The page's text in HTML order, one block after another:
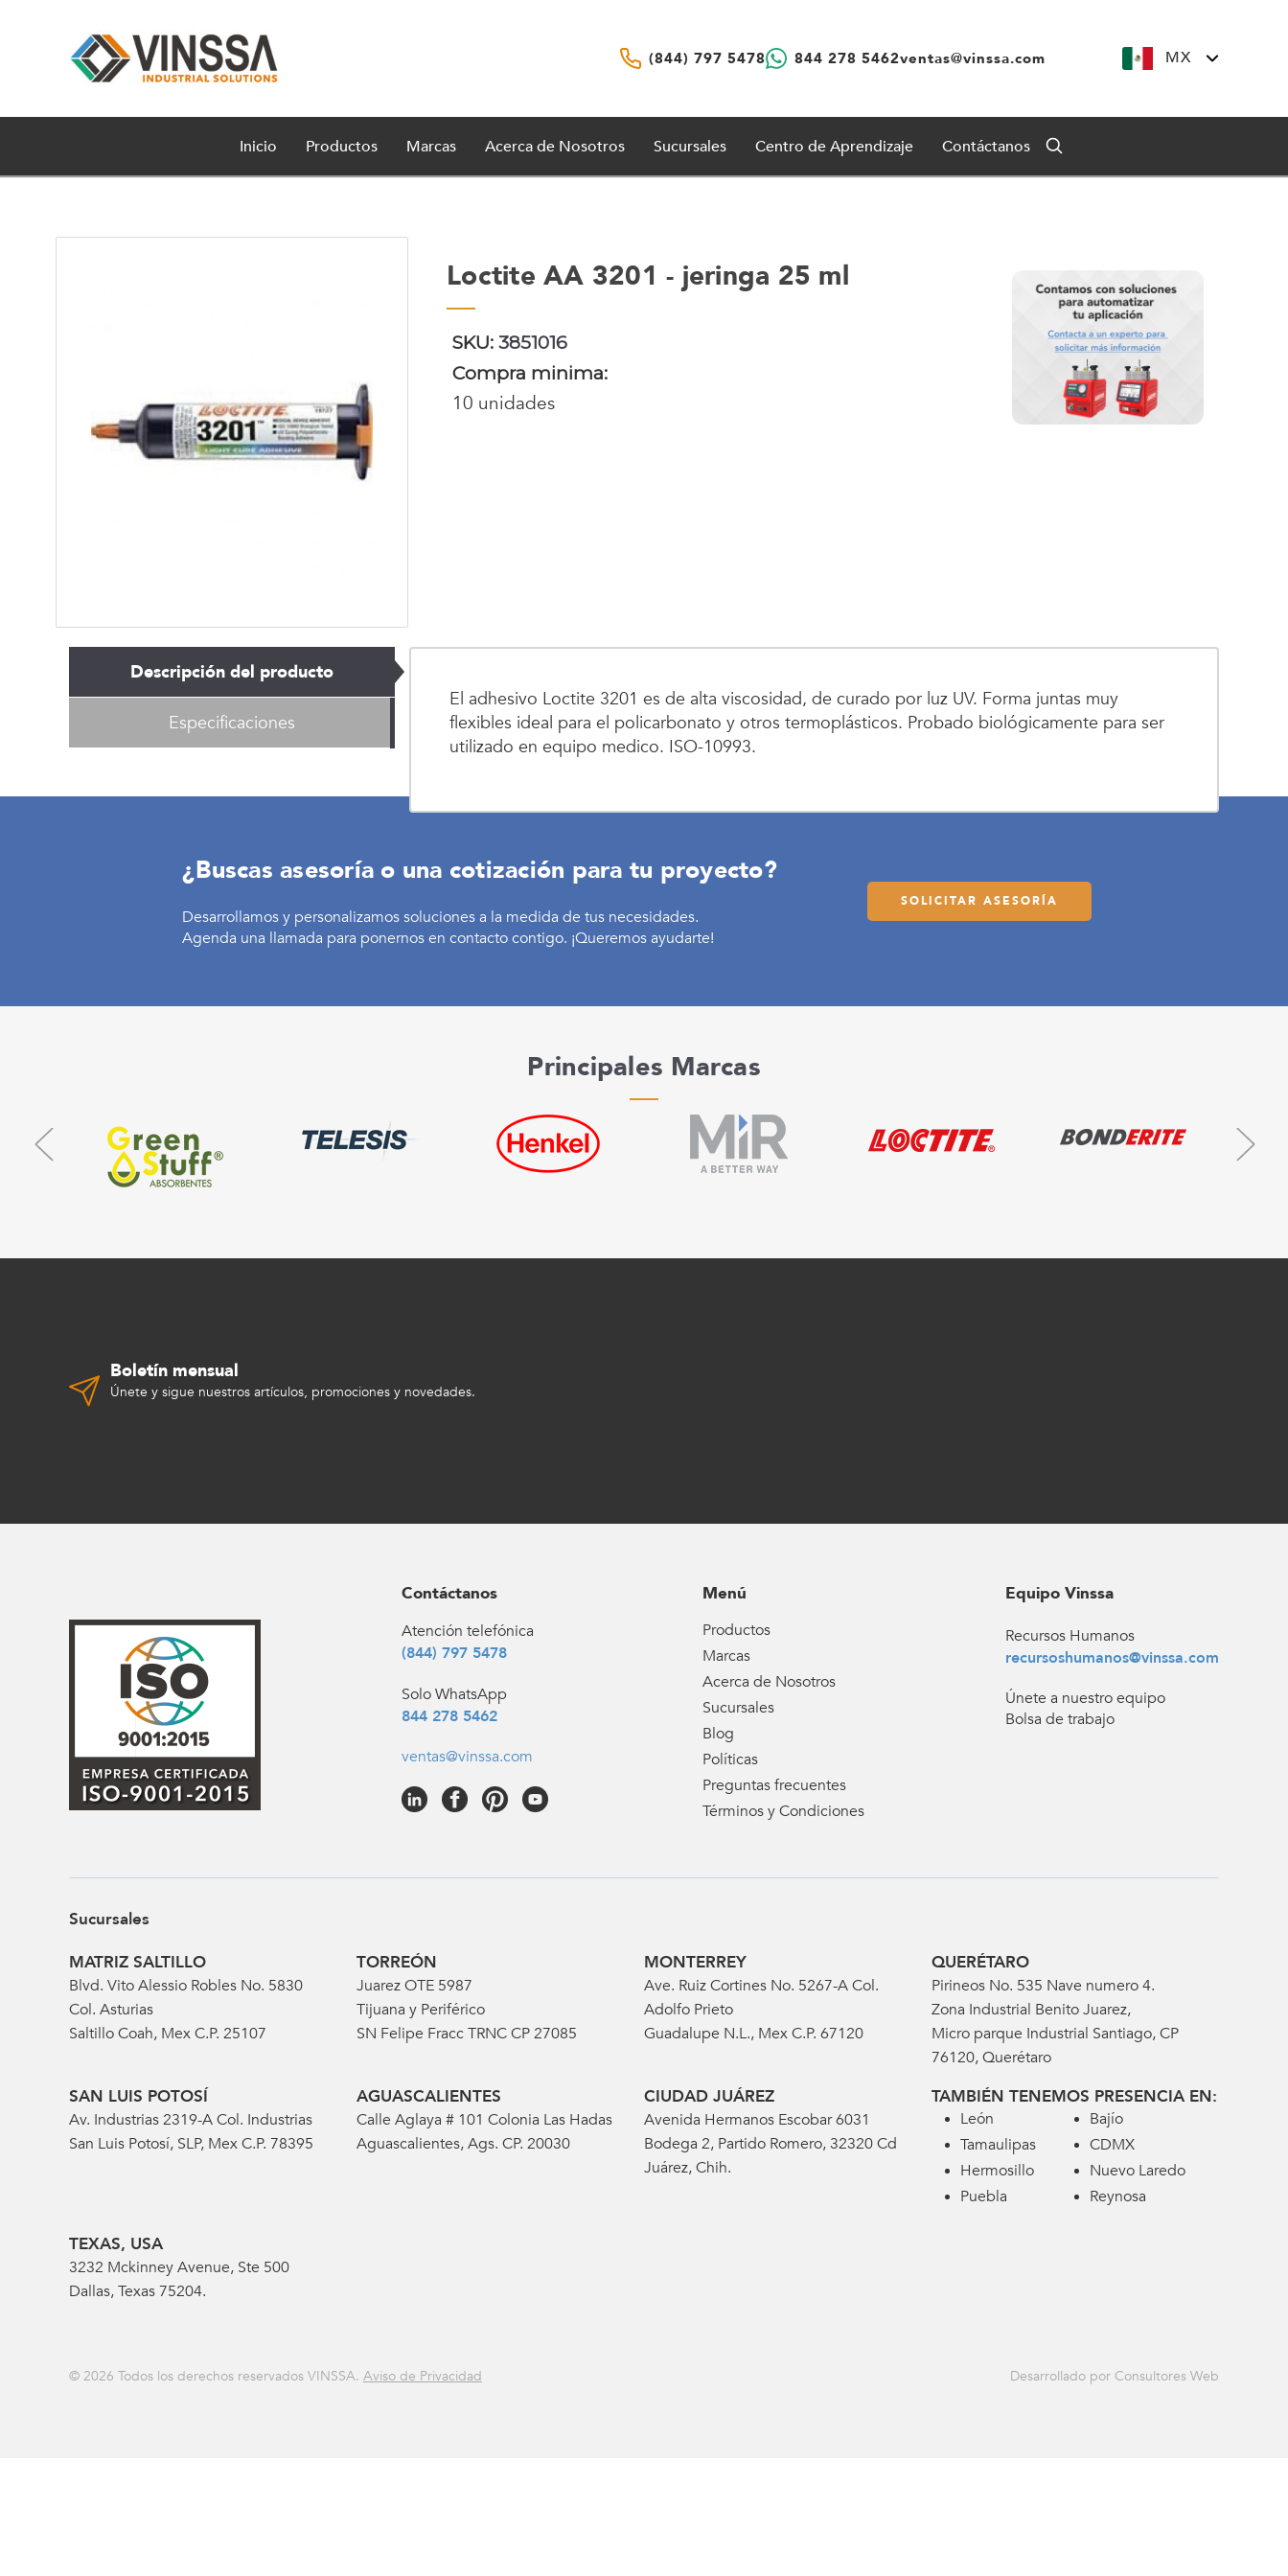
(844) 797 5478 844 278 5462ventas@vinssa.com MX
Inicio Productos Marcas Acerca de Nosotros Sucursales Centro de Aprendizaje Contáctanos
Loctite AA 3201 - jeringa 25 ml
SKU:3851016
Compra minima:
10 unidades
Descripción del producto
El adhesivo Loctite 3201 es de alta viscosidad, de curado por luz UV. Forma juntas muy
flexibles ideal para el policarbonato y otros termoplásticos. Probado biológicamente para ser
utilizado en equipo medico. ISO-10993.
Especificaciones
¿Buscas asesoría o una cotización para tu proyecto?
Desarrollamos y personalizamos soluciones a la medida de tus necesidades.
Agenda una llamada para ponernos en contacto contigo. ¡Queremos ayudarte!
SOLICITAR ASESORÍA
Principales Marcas
Boletín mensual
Únete y sigue nuestros artículos, promociones y novedades.
Contáctanos
Atención telefónica
(844) 797 5478
Solo WhatsApp
844 278 5462
ventas@vinssa.com
Menú
Productos
Marcas
Acerca de Nosotros
Sucursales
Blog
Políticas
Preguntas frecuentes
Términos y Condiciones
Equipo Vinssa
Recursos Humanos
recursoshumanos@vinssa.com
Únete a nuestro equipo
Bolsa de trabajo
Sucursales
MATRIZ SALTILLO
Blvd. Vito Alessio Robles No. 5830
Col. Asturias
Saltillo Coah, Mex C.P. 25107
TORREÓN
Juarez OTE 5987
Tijuana y Periférico
SN Felipe Fracc TRNC CP 27085
MONTERREY
Ave. Ruiz Cortines No. 5267-A Col.
Adolfo Prieto
Guadalupe N.L., Mex C.P. 67120
QUERÉTARO
Pirineos No. 535 Nave numero 4.
Zona Industrial Benito Juarez,
Micro parque Industrial Santiago, CP
76120, Querétaro
SAN LUIS POTOSÍ
Av. Industrias 2319-A Col. Industrias
San Luis Potosí, SLP, Mex C.P. 78395
AGUASCALIENTES
Calle Aglaya # 101 Colonia Las Hadas
Aguascalientes, Ags. CP. 20030
CIUDAD JUÁREZ
Avenida Hermanos Escobar 6031
Bodega 2, Partido Romero, 32320 Cd
Juárez, Chih.
TAMBIÉN TENEMOS PRESENCIA EN:
León
Bajío
Tamaulipas
CDMX
Hermosillo
Nuevo Laredo
Puebla
Reynosa
TEXAS, USA
3232 Mckinney Avenue, Ste 500
Dallas, Texas 75204.
© 2026 Todos los derechos reservados VINSSA. Aviso de Privacidad Desarrollado por Consultores Web